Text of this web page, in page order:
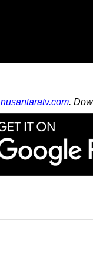
nusantaratv.com.